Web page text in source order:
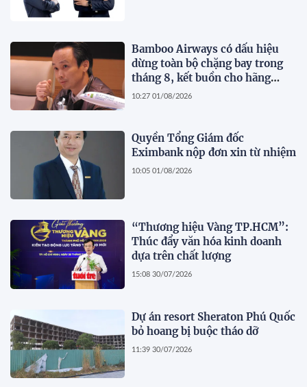
Bamboo Airways có dấu hiệu
dừng toàn bộ chặng bay trong
tháng 8, kết buồn cho hãng
hàng không do ông Trịnh Văn
10:27 01/08/2026
Quyền Tổng Giám đốc
Eximbank nộp đơn xin từ nhiệm
10:05 01/08/2026
“Thương hiệu Vàng TP.HCM”:
Thúc đẩy văn hóa kinh doanh
dựa trên chất lượng
15:08 30/07/2026
Dự án resort Sheraton Phú Quốc
bỏ hoang bị buộc tháo dỡ
11:39 30/07/2026